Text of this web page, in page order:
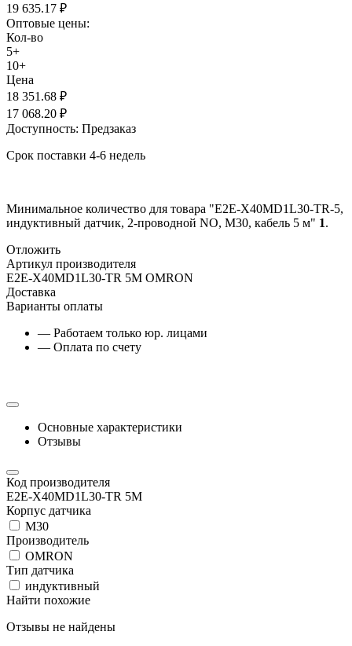
19 635.17 ₽
Оптовые цены:
Кол-во
5+
10+
Цена
18 351.68 ₽
17 068.20 ₽
Доступность: Предзаказ
Срок поставки 4-6 недель
Минимальное количество для товара "E2E-X40MD1L30-TR-5,
индуктивный датчик, 2-проводной NO, М30, кабель 5 м" 1.
Отложить
Артикул производителя
E2E-X40MD1L30-TR 5M OMRON
Доставка
Варианты оплаты
— Работаем только юр. лицами
— Оплата по счету
Основные характеристики
Отзывы
Код производителя
E2E-X40MD1L30-TR 5M
Корпус датчика
М30
Производитель
OMRON
Тип датчика
индуктивный
Найти похожие
Отзывы не найдены